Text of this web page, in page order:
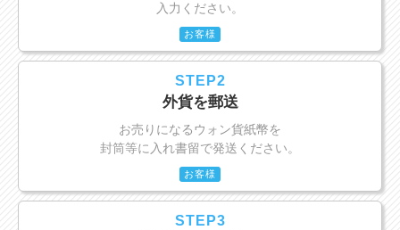
入力ください。
お客様
STEP2
外貨を郵送
お売りになるウォン貨紙幣を
封筒等に入れ書留で発送ください。
お客様
STEP3